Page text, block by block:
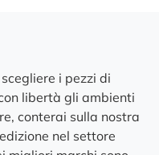
i pezzi di
libertà gli ambienti
conterai sulla nostra
nel settore